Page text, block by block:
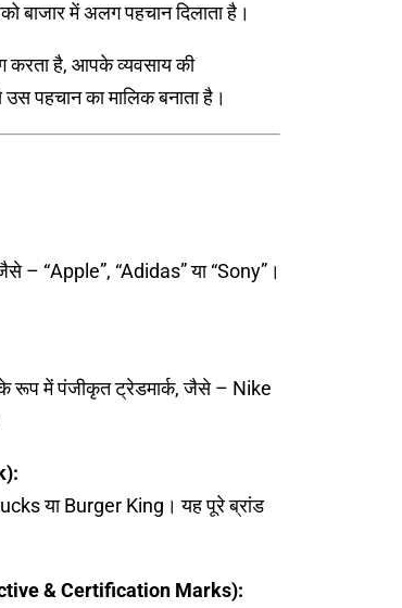
बाजार में अलग पहचान दिलाता है।
करता है, आपके व्यवसाय की
पहचान का मालिक बनाता है।
– “Apple”, “Adidas” या “Sony”।
के रूप में पंजीकृत ट्रेडमार्क, जैसे – Nike
या Burger King। यह पूरे ब्रांड
& Certification Marks):